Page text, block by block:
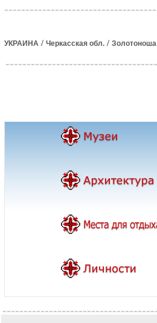
УКРАИНА / Черкасская обл. / Золотоноша